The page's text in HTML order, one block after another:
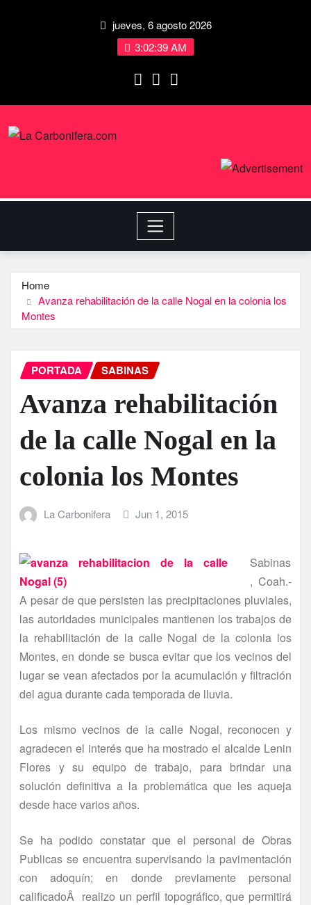
jueves, 6 agosto 2026
3:02:39 AM
Home
Avanza rehabilitación de la calle Nogal en la colonia los
Montes
PORTADA SABINAS
Avanza rehabilitación
de la calle Nogal en la
colonia los Montes
La Carbonifera Jun 1, 2015
Sabinas
, Coah.-
A pesar de que persisten las precipitaciones pluviales,
las autoridades municipales mantienen los trabajos de
la rehabilitación de la calle Nogal de la colonia los
Montes, en donde se busca evitar que los vecinos del
lugar se vean afectados por la acumulación y filtración
del agua durante cada temporada de lluvia.
Los mismo vecinos de la calle Nogal, reconocen y
agradecen el interés que ha mostrado el alcalde Lenin
Flores y su equipo de trabajo, para brindar una
solución definitiva a la problemática que les aqueja
desde hace varios años.
Se ha podido constatar que el personal de Obras
Publicas se encuentra supervisando la pavimentación
con adoquí­n; en donde previamente personal
calificadoÂ realizo un perfil topográfico, que permitirá